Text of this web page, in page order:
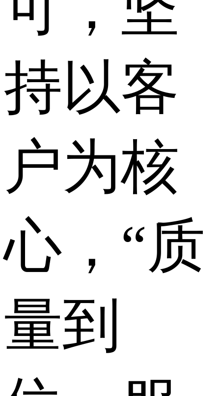
持以客
户为核
心，“质
量到